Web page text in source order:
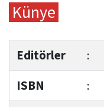
Künye
Editörler :
ISBN
: